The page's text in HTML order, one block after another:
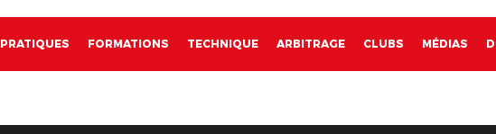
PRATIQUES FORMATIONS TECHNIQUE ARBITRAGE CLUBS MÉDIAS